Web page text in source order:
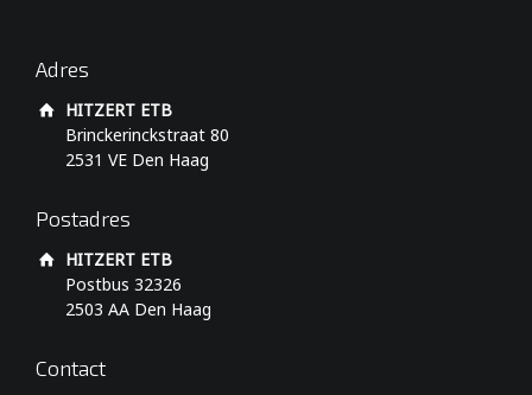
Adres
HITZERT ETB
Brinckerinckstraat 80
2531 VE Den Haag
Postadres
HITZERT ETB
Postbus 32326
2503 AA Den Haag
Contact